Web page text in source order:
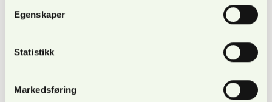
Egenskaper
Statistikk
Markedsføring
Siden starten i 2005, har nesten 900 områder blitt
vernet frivillig. Nå står over 600 skogeiere i vernekø
er tilbudt utgjør til sammen mer enn 1 million dekar.